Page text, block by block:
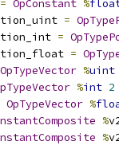
= OpConstant %
=
=
=
OpTypeVector %uint
%int 2
OpTypeVector %
%
%